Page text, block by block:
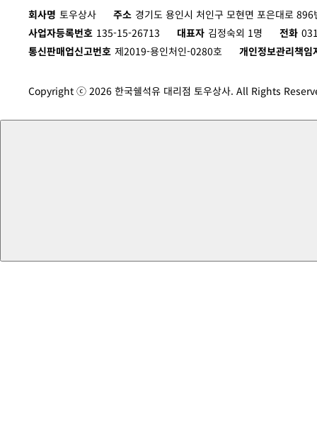
회사명 토우상사 주소 경기도 용인시 처인구 모현면 포은대로
사업자등록번호 135-15-26713 대표자 김정숙외 1명 전화
통신판매업신고번호 제2019-용인처인-0280호 개인정보관리책임
Copyright ⓒ 2026 한국쉘석유 대리점 토우상사. All Rights